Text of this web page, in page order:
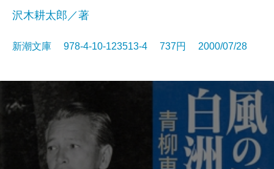
沢木耕太郎／著
新潮文庫 978-4-10-123513-4 737円 2000/07/28